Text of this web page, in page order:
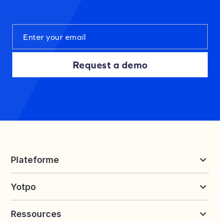
Request a demo
Plateforme
Fidélité et parrainage
Yotpo
Nous contacter
Ressources